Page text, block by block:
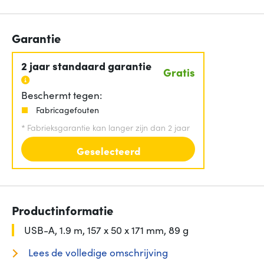
Garantie
2 jaar standaard garantie Gratis
Beschermt tegen:
Fabricagefouten
* Fabrieksgarantie kan langer zijn dan 2 jaar
Geselecteerd
Productinformatie
USB-A, 1.9 m, 157 x 50 x 171 mm, 89 g
Lees de volledige omschrijving